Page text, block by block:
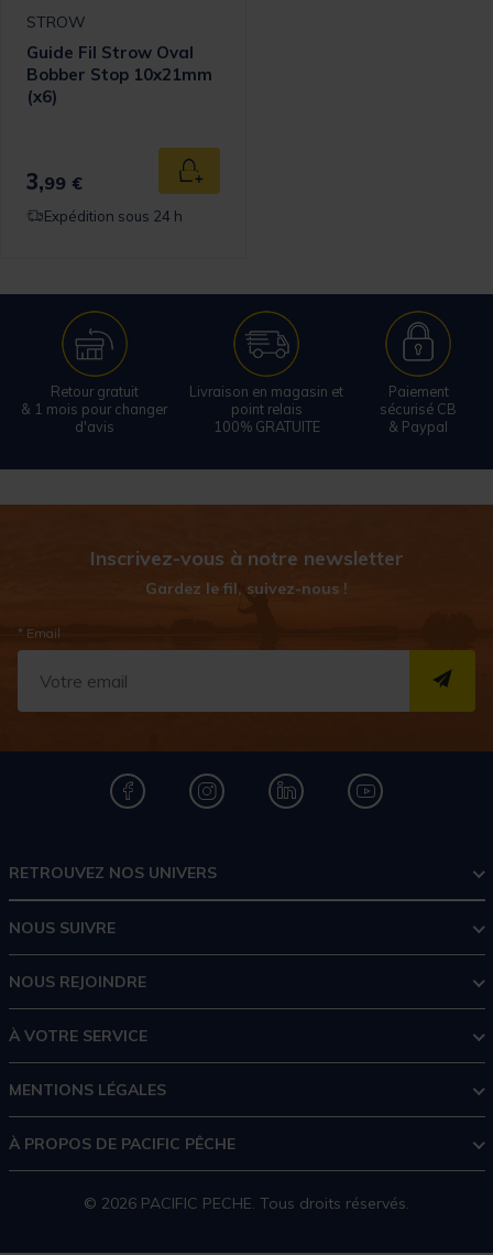
STROW
Guide Fil Strow Oval
Bobber Stop 10x21mm
(x6)
3,99 € Ajouter au panier
Expédition sous 24 h
Retour gratuit
& 1 mois pour changer
d'avis
Livraison en magasin et
point relais
100% GRATUITE
Paiement
sécurisé CB
& Paypal
Inscrivez-vous à notre newsletter
Gardez le fil, suivez-nous !
* Email
RETROUVEZ NOS UNIVERS
NOUS SUIVRE
NOUS REJOINDRE
À VOTRE SERVICE
MENTIONS LÉGALES
À PROPOS DE PACIFIC PÊCHE
© 2026 PACIFIC PECHE. Tous droits réservés.